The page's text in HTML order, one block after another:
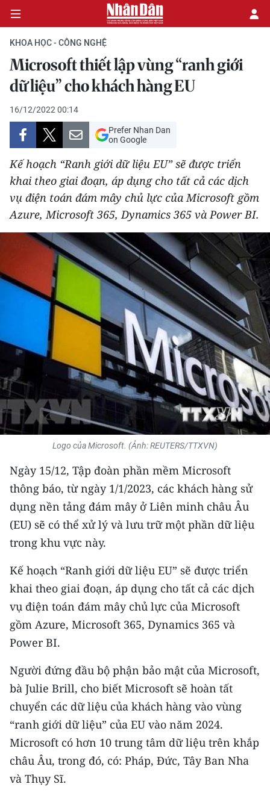
CHÍNH TRỊ
KINH TẾ
VĂN HÓA
XÃ HỘI
PHÁP LUẬT
THẾ GIỚI
THỂ THAO
GIÁO DỤC
Y TẾ
KHOA HỌC - CÔNG NGHỆ
MÔI TRƯỜNG
BẠN ĐỌC
TRI THỨC CHUYÊN SÂU
54 DÂN TỘC VIỆT NAM
CHƯƠNG TRÌNH OCOP - MỖI XÃ
MEDIA CENTER
Video
Media Chính trị
Media Kinh tế
Media Văn hóa
Media Xã hội
KHOA HỌC - CÔNG NGHỆ
Microsoft thiết lập vùng “ranh giới
dữ liệu” cho khách hàng EU
16/12/2022 00:14
Prefer Nhan Dan
on Google
Kế hoạch “Ranh giới dữ liệu EU” sẽ được triển
khai theo giai đoạn, áp dụng cho tất cả các dịch
vụ điện toán đám mây chủ lực của Microsoft gồm
Azure, Microsoft 365, Dynamics 365 và Power BI.
Logo của Microsoft. (Ảnh: REUTERS/TTXVN)
Ngày 15/12, Tập đoàn phần mềm Microsoft
thông báo, từ ngày 1/1/2023, các khách hàng sử
dụng nền tảng đám mây ở Liên minh châu Âu
(EU) sẽ có thể xử lý và lưu trữ một phần dữ liệu
trong khu vực này.
Kế hoạch “Ranh giới dữ liệu EU” sẽ được triển
khai theo giai đoạn, áp dụng cho tất cả các dịch
vụ điện toán đám mây chủ lực của Microsoft
gồm Azure, Microsoft 365, Dynamics 365 và
Power BI.
Người đứng đầu bộ phận bảo mật của Microsoft,
bà Julie Brill, cho biết Microsoft sẽ hoàn tất
chuyển các dữ liệu của khách hàng vào vùng
“ranh giới dữ liệu” của EU vào năm 2024.
Microsoft có hơn 10 trung tâm dữ liệu trên khắp
châu Âu, trong đó, có: Pháp, Đức, Tây Ban Nha
và Thụy Sĩ.